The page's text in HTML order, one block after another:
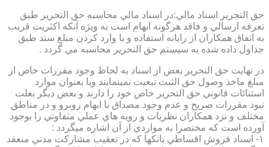
حق التحرير اسناد مالي:در اسناد مالي محاسبه حق التحرير طبق
تعرفه ارسالي و فاقد هرگونه ابهام است به ويژه آنكه اكثريت قريب
به اتفاق همكاران از رايانه استفاده و با وارد كردن مبلغ سند طبق
جداول داده شده به سيستم حق التحرير محاسبه مي گردد .
در نهايت حق التحرير بعض از اسناد به لحاظ وجود مقررات خاص از
مبلغ ماخذ وصول حق الثبت تبعيت نمينمايند ويا بعنوان موارد
استنائات قانوني حق التحرير خاص خود را دارند و بعض ديگر بعلت
نبود مقررات صريح و عدم وجود مصداق با ابهام روبرو و در مناطق
مختلف و نزد همكاران نظريات و رويه هاي عملي متفاوتي را بوجود
آورده است كه مختصرا به مواردي از آن اشاره ميگردد :
۱- اسناد فروش اقساطي بانكها كه در تعقيب مشاركت مدني منعقد